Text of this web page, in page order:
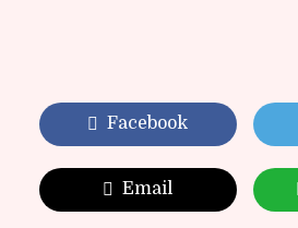
Facebook
Email